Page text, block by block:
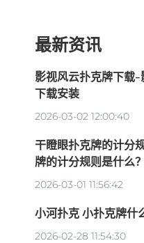
最新资讯
影视风云扑克牌下载
下载安装
2026-03-02 12:00:40
干瞪眼扑克牌的计分
牌的计分规则是什么？
2026-03-01 11:56:42
小河扑克 小扑克牌什
2026-02-28 11:54:30